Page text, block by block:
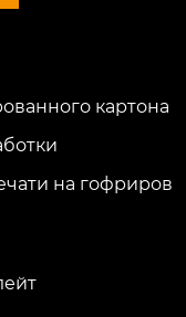
картона
на гофриров